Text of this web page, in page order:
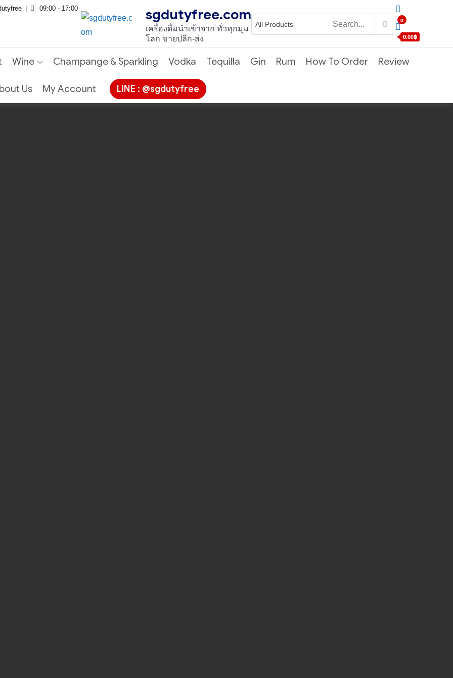
09:00 - 17:00 sgdutyfree.com
เครื่องดื่มนําเข้าจาก ทั่วทุกมุม
โลก ขายปลีก-ส่ง
0
0.00฿
Wine Champange & Sparkling Vodka Tequilla Gin Rum How To Order Review
Us My Account LINE : @sgdutyfree